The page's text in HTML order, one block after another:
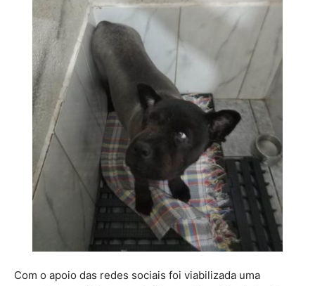
Com o apoio das redes sociais foi viabilizada uma